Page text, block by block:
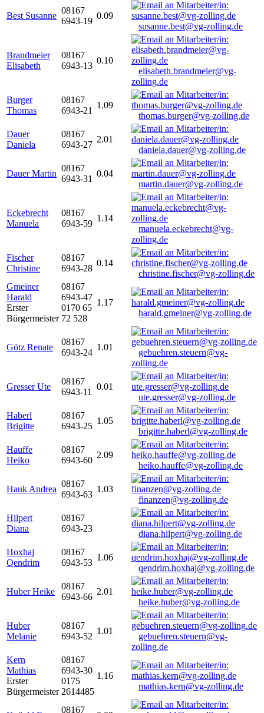
Best Susanne
08167
6943-19
0.09
susanne.best@vg-zolling.de
Brandmeier
Elisabeth
08167
6943-13
0.10
elisabeth.brandmeier@vg-
zolling.de
Burger
Thomas
08167
6943-21
1.09
thomas.burger@vg-zolling.de
Dauer
Daniela
08167
6943-27
2.01
daniela.dauer@vg-zolling.de
Dauer Martin
08167
6943-31
0.04
martin.dauer@vg-zolling.de
Eckebrecht
Manuela
08167
6943-59
1.14
manuela.eckebrecht@vg-
zolling.de
Fischer
Christine
08167
6943-28
0.14
christine.fischer@vg-zolling.de
Gmeiner
Harald
Erster
Bürgermeister
08167
6943-47
0170 65
72 528
1.17
harald.gmeiner@vg-zolling.de
Götz Renate
08167
6943-24
1.01
gebuehren.steuern@vg-
zolling.de
Gresser Ute
08167
6943-11
0.01
ute.gresser@vg-zolling.de
Haberl
Brigitte
08167
6943-25
1.05
brigitte.haberl@vg-zolling.de
Hauffe
Heiko
08167
6943-60
2.09
heiko.hauffe@vg-zolling.de
Hauk Andrea
08167
6943-63
1.03
finanzen@vg-zolling.de
Hilpert
Diana
08167
6943-23
diana.hilpert@vg-zolling.de
Hoxhaj
Qendrim
08167
6943-53
1.06
qendrim.hoxhaj@vg-zolling.de
Huber Heike
08167
6943-66
2.01
heike.huber@vg-zolling.de
Huber
Melanie
08167
6943-52
1.01
gebuehren.steuern@vg-
zolling.de
Kern
Mathias
Erster
Bürgermeister
08167
6943-30
0175
2614485
1.16
mathias.kern@vg-zolling.de
08167